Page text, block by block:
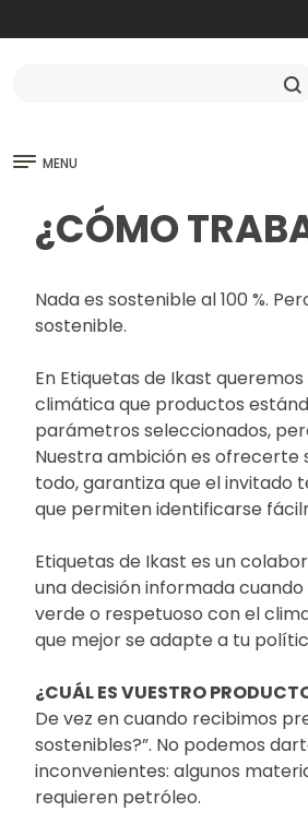
MENU
¿CÓMO
Nada es sostenible al 100 %.
sostenible.
En Etiquetas de Ikast
climática que productos
parámetros seleccionados,
Nuestra ambición es ofrecerte
todo, garantiza que el invitado
que permiten identificarse
Etiquetas de Ikast es un
una decisión informada
verde o respetuoso con el
que mejor se adapte a tu
¿CUÁL ES VUESTRO
De vez en cuando recibimos
sostenibles?”. No podemos
inconvenientes: algunos
requieren petróleo.